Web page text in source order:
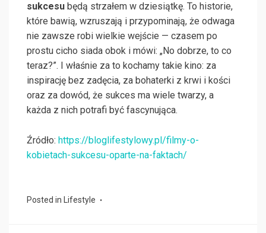
sukcesu będą strzałem w dziesiątkę. To historie,
które bawią, wzruszają i przypominają, że odwaga
nie zawsze robi wielkie wejście — czasem po
prostu cicho siada obok i mówi: „No dobrze, to co
teraz?”. I właśnie za to kochamy takie kino: za
inspirację bez zadęcia, za bohaterki z krwi i kości
oraz za dowód, że sukces ma wiele twarzy, a
każda z nich potrafi być fascynująca.
Źródło: https://bloglifestylowy.pl/filmy-o-
kobietach-sukcesu-oparte-na-faktach/
Posted in Lifestyle